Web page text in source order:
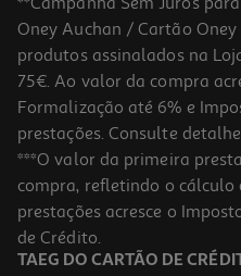
Adaptador Spc Clima Control
49.99 €/un
49,99 €
Oney Auchan / Cartão
produtos assinalados na
75€. Ao valor da compra
Formalização até 6% e
prestações. Consulte detalhe
***O valor da primeira
compra, refletindo o
prestações acresce o
de Crédito.
TAEG DO CARTÃO DE